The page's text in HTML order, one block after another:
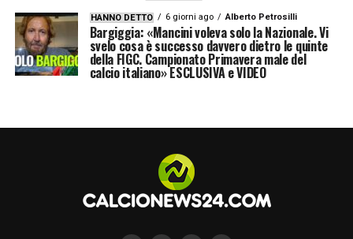
HANNO DETTO 6 giorni ago Alberto Petrosilli
Bargiggia: «Mancini voleva solo la Nazionale. Vi
svelo cosa è successo davvero dietro le quinte
della FIGC. Campionato Primavera male del
calcio italiano» ESCLUSIVA e VIDEO